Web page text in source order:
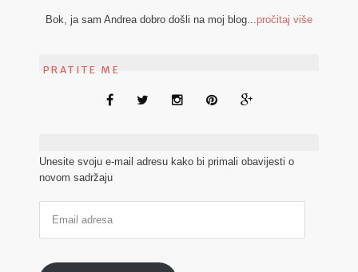
Bok, ja sam Andrea dobro došli na moj blog... pročitaj više
PRATITE ME
Unesite svoju e-mail adresu kako bi primali obavijesti o
novom sadržaju